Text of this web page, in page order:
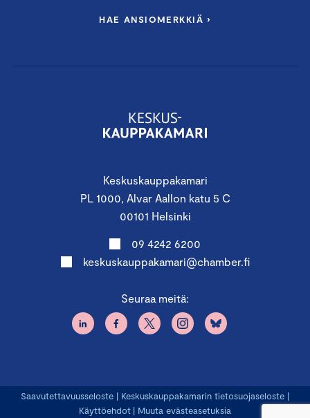
Keskuskauppakamari
PL 1000, Alvar Aallon katu 5 C
00101 Helsinki
09 4242 6200
keskuskauppakamari@chamber.fi
Seuraa meitä:
HAE ANSIOMERKKIÄ ›
Saavutettavuusseloste | Keskuskauppakamarin tietosuojaseloste |
Käyttöehdot | Muuta evästeasetuksia